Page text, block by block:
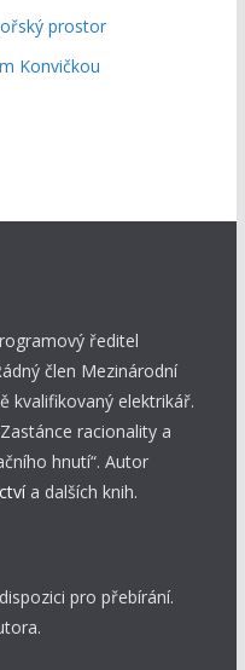
prostor
Konvičkou
ředitel
člen Mezinárodní
kvalifikovaný elektrikář.
racionality a
hnutí“. Autor
a dalších knih.
pro přebírání.